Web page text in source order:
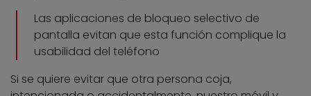
Las aplicaciones de bloqueo selectivo de
pantalla evitan que esta función complique la
usabilidad del teléfono
Si se quiere evitar que otra persona coja,